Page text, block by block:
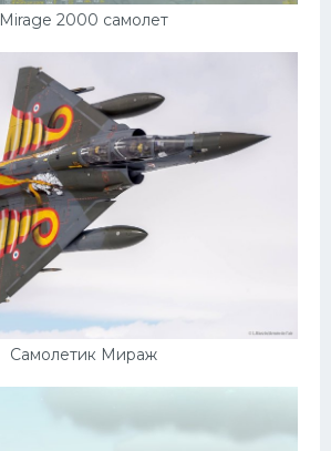
Mirage 2000 самолет
Самолетик Мираж